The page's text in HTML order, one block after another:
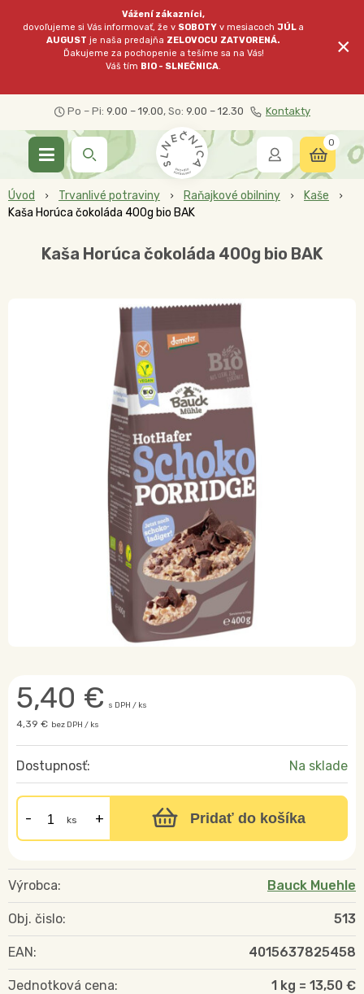
Vážení zákazníci,
dovoľujeme si Vás informovať, že v SOBOTY v mesiacochJÚL a
AUGUST je naša predajňa ZELOVOCU ZATVORENÁ.
Ďakujeme za pochopenie a tešíme sa na Vás!
Váš tím BIO - SLNEČNICA.
×
Po – Pi: 9.00 – 19.00, So: 9.00 – 12.30 Kontakty
0
Úvod Trvanlivé potraviny Raňajkové obilniny
Kaše
Kaša Horúca čokoláda 400g bio BAK
Kaša Horúca čokoláda 400g bio BAK
5,40 € s DPH / ks
4,39 € bez DPH / ks
Dostupnosť: Na sklade
ks Pridať do košíka
Výrobca: Bauck Muehle
Obj. čislo: 513
EAN: 4015637825458
Jednotková cena: 1 kg = 13,50 €